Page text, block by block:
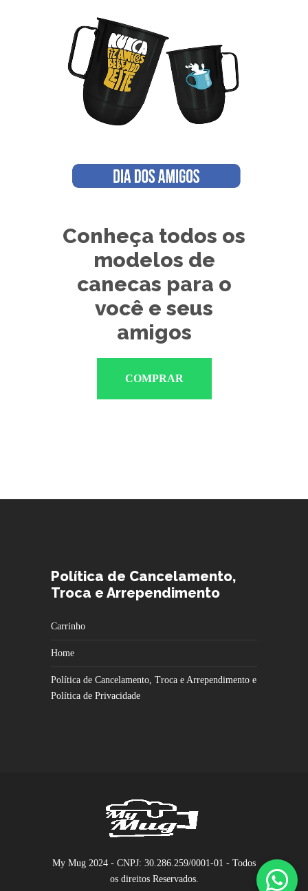
Conheça todos os
modelos de
canecas para o
você e seus
amigos
COMPRAR
Política de Cancelamento,
Troca e Arrependimento
Carrinho
Home
Política de Cancelamento, Troca e Arrependimento e
Política de Privacidade
My Mug 2024 - CNPJ: 30.286.259/0001-01 - Todos
os direitos Reservados.